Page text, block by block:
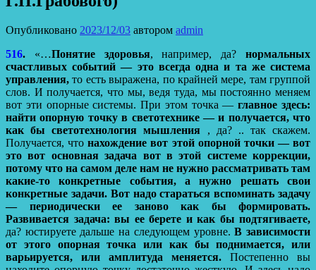
Опубликовано 2023/12/03 автором admin
516. «…Понятие здоровья, например, да?нормальных
счастливых событий — это всегда одна и та же система
управления, то есть выражена, по крайней мере, там группой
слов. И получается, что мы, ведя туда, мы постоянно меняем
вот эти опорные системы. При этом точка —главное здесь:
найти опорную точку в светотехнике — и получается, что
как бы светотехнология мышления , да? .. так скажем.
Получается, чтонахождение вот этой опорной точки — вот
это вот основная задача вот в этой системе коррекции,
потому что на самом деле нам не нужно рассматривать там
какие-то конкретные события, а нужно решать свои
конкретные задачи. Вот надо стараться вспоминать задачу
— периодически ее заново как бы формировать.
Развивается задача: вы ее берете и как бы подтягиваете,
да? юстируете дальше на следующем уровне.В зависимости
от этого опорная точка или как бы поднимается, или
варьируется, или амплитуда меняется. Постепенно вы